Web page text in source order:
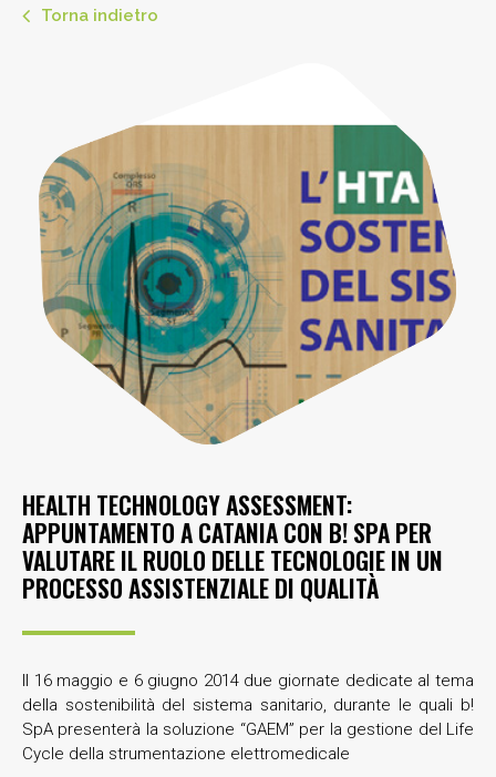
Torna indietro
HEALTH TECHNOLOGY ASSESSMENT:
APPUNTAMENTO A CATANIA CON B! SPA PER
VALUTARE IL RUOLO DELLE TECNOLOGIE IN UN
PROCESSO ASSISTENZIALE DI QUALITÀ
Il 16 maggio e 6 giugno 2014 due giornate dedicate al tema
della sostenibilità del sistema sanitario, durante le quali b!
SpA presenterà la soluzione “GAEM” per la gestione del Life
Cycle della strumentazione elettromedicale